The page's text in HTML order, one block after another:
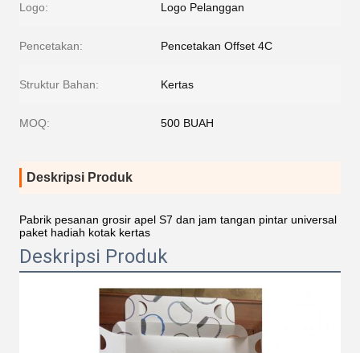
Logo: Logo Pelanggan
Pencetakan: Pencetakan Offset 4C
Struktur Bahan: Kertas
MOQ: 500 BUAH
Deskripsi Produk
Pabrik pesanan grosir apel S7 dan jam tangan pintar universal
paket hadiah kotak kertas
Deskripsi Produk